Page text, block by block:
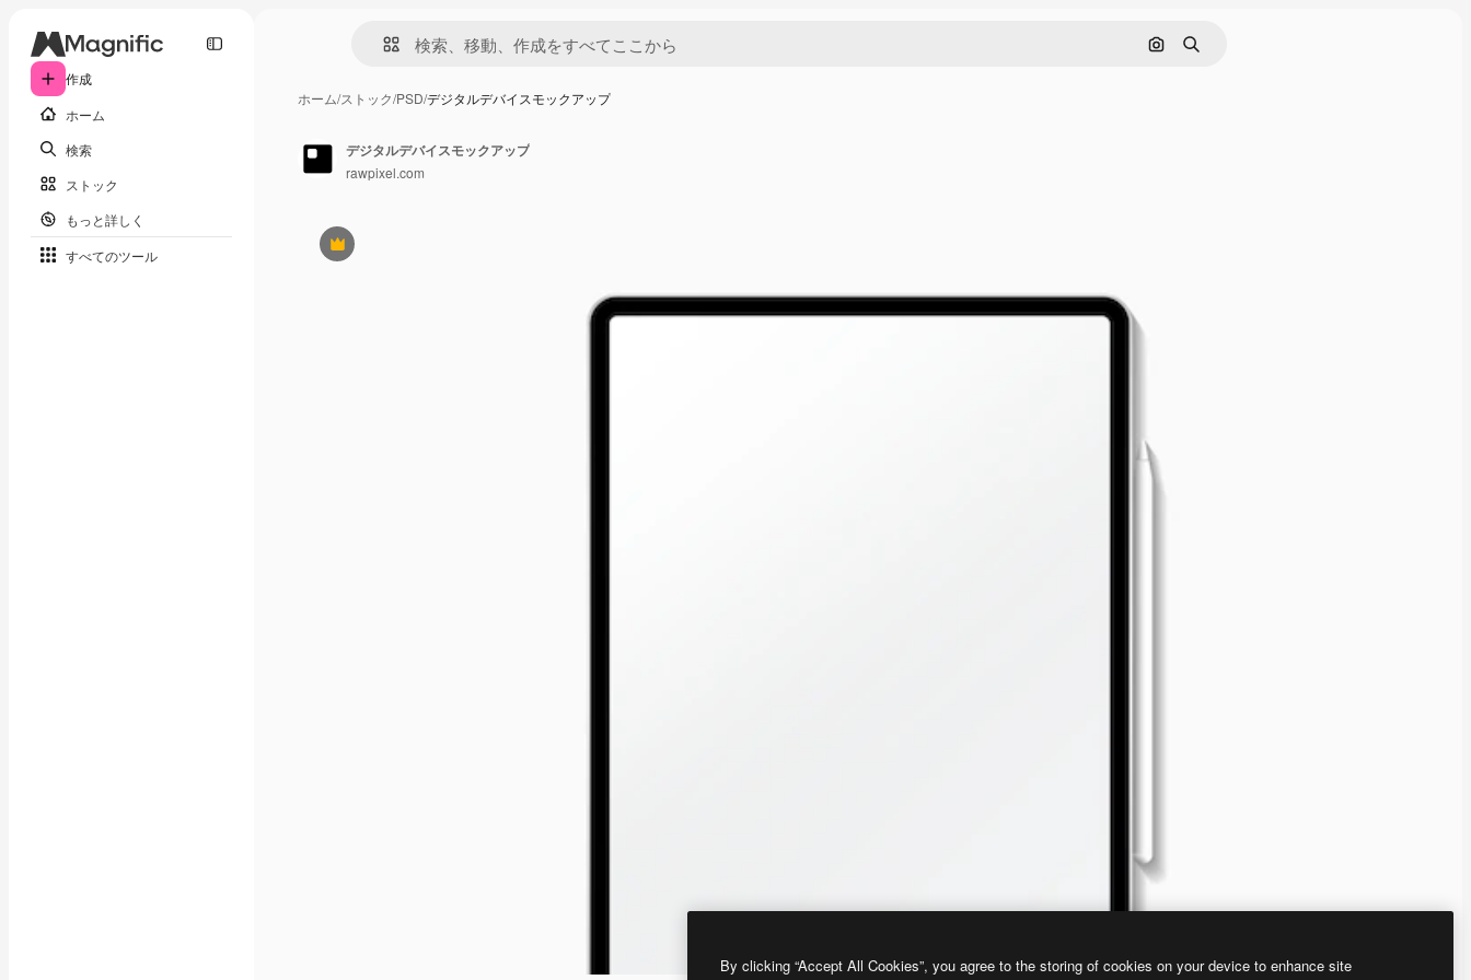
作成
ホーム
検索
ストック
もっと詳しく
すべてのツール
画像で検索
検索
ホーム/ストック/PSD/デジタルデバイスモックアップ
Premium
デジタルデバイスモックアップ
rawpixel.com
By clicking “Accept All Cookies”, you agree to the storing of cookies on your device to enhance site